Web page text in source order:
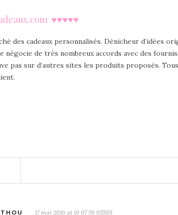
♥♥♥♥♥
des cadeaux personnalisés. Dénicheur d’idées
de très nombreux accords avec des
pas sur d’autres sites les produits proposés.
17 mai 2016 at 19 07 59 05595